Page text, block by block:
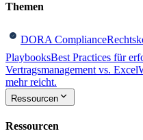
Themen
DORA Compliance
PlaybooksBest Practices für
Vertragsmanagement vs. Excel
mehr reicht.
Ressourcen
Ressourcen